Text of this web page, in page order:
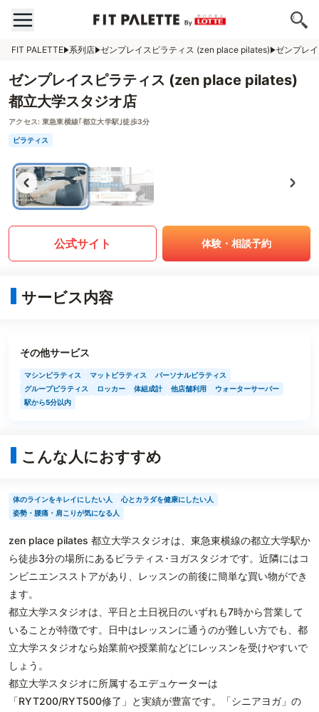
FIT PALETTE 系列店 ゼンプレイスピラティス (zen place pilates) ゼンプレ
ゼンプレイスピラティス (zen place pilates)
都立大学スタジオ店
アクセス: 東急東横線｢都立大学駅｣徒歩3分
ピラティス
公式サイト 体験・相談予約
サービス内容
その他サービス
マシンピラティス マットピラティス
パーソナルピラティス
グループピラティス
ロッカー 体組成計 他店舗利用
ウォーターサーバー
駅から5分以内
こんな人におすすめ
体のラインをキレイにしたい人
心とカラダを健康にしたい人
姿勢・腰痛・肩こりが気になる人
zen place pilates 都立大学スタジオは、東急東横線の都立大学駅か
ら徒歩3分の場所にあるピラティス･ヨガスタジオです。近隣にはコ
ンビニエンスストアがあり、レッスンの前後に簡単な買い物ができ
ます。
都立大学スタジオは、平日と土日祝日のいずれも7時から営業して
いることが特徴です。日中はレッスンに通うのが難しい方でも、都
立大学スタジオなら始業前や授業前などにレッスンを受けやすいで
しょう。
都立大学スタジオに所属するエデュケーターは
「RYT200/RYT500修了」と実績が豊富です。「シニアヨガ」の